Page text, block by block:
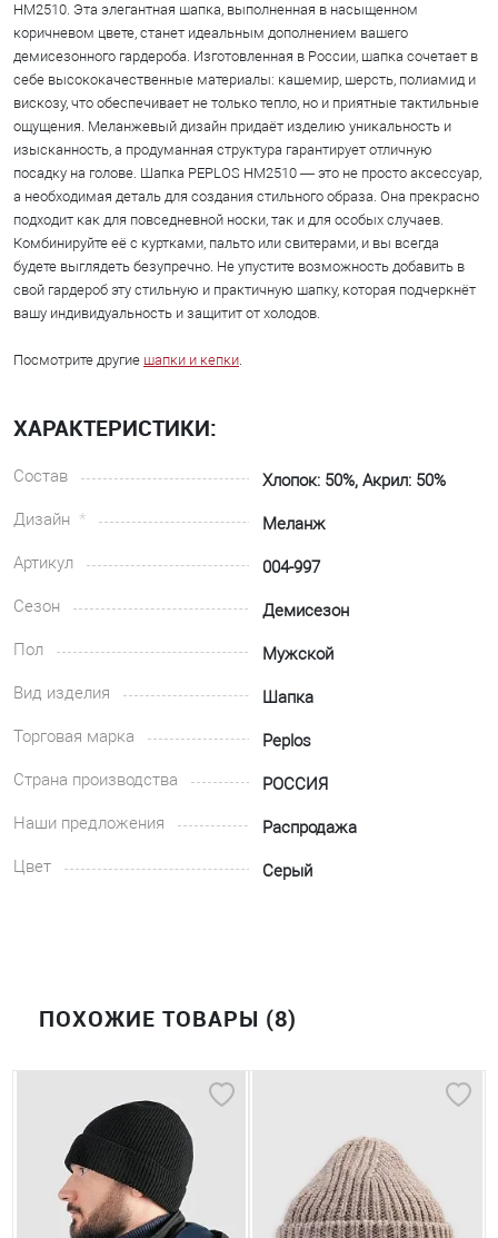
HM2510. Эта элегантная шапка, выполненная в насыщенном
коричневом цвете, станет идеальным дополнением вашего
демисезонного гардероба. Изготовленная в России, шапка сочетает в
себе высококачественные материалы: кашемир, шерсть, полиамид и
вискозу, что обеспечивает не только тепло, но и приятные тактильные
ощущения. Меланжевый дизайн придаёт изделию уникальность и
изысканность, а продуманная структура гарантирует отличную
посадку на голове. Шапка PEPLOS HM2510 — это не просто аксессуар,
а необходимая деталь для создания стильного образа. Она прекрасно
подходит как для повседневной носки, так и для особых случаев.
Комбинируйте её с куртками, пальто или свитерами, и вы всегда
будете выглядеть безупречно. Не упустите возможность добавить в
свой гардероб эту стильную и практичную шапку, которая подчеркнёт
вашу индивидуальность и защитит от холодов.
Посмотрите другие шапки и кепки.
ХАРАКТЕРИСТИКИ:
Состав
Хлопок: 50%, Акрил: 50%
Дизайн
Меланж
Артикул
004-997
Сезон
Демисезон
Пол
Мужской
Вид изделия
Шапка
Торговая марка
Peplos
Страна производства
РОССИЯ
Наши предложения
Распродажа
Цвет
Серый
ПОХОЖИЕ ТОВАРЫ (8)